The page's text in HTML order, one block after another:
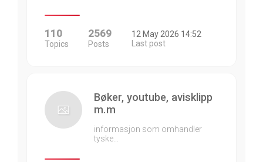
110
Topics
2569
Posts
12 May 2026 14:52
Last post
Bøker, youtube, avisklipp
m.m
informasjon som omhandler
tyske…